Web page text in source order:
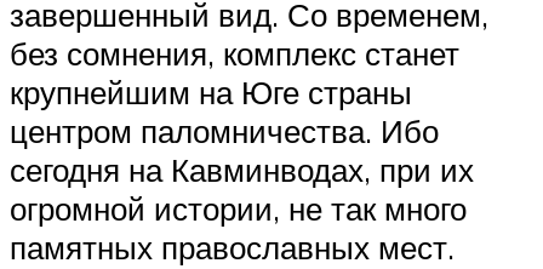
завершенный вид. Со временем,
без сомнения, комплекс станет
крупнейшим на Юге страны
центром паломничества. Ибо
сегодня на Кавминводах, при их
огромной истории, не так много
памятных православных мест.